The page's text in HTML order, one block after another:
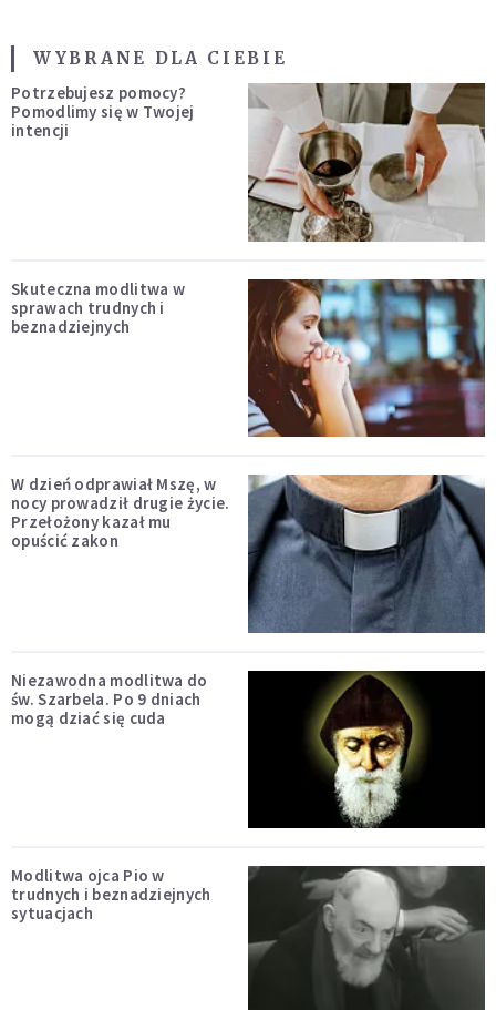
WYBRANE DLA CIEBIE
Potrzebujesz pomocy?
Pomodlimy się w Twojej
intencji
Skuteczna modlitwa w
sprawach trudnych i
beznadziejnych
W dzień odprawiał Mszę, w
nocy prowadził drugie życie.
Przełożony kazał mu
opuścić zakon
Niezawodna modlitwa do
św. Szarbela. Po 9 dniach
mogą dziać się cuda
Modlitwa ojca Pio w
trudnych i beznadziejnych
sytuacjach